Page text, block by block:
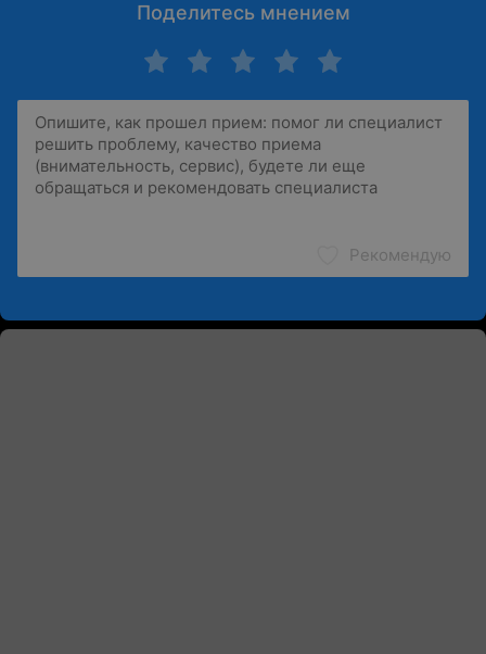
Поделитесь мнением
Рекомендую